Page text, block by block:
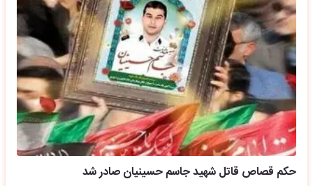
حکم قصاص قاتل شهید جاسم حسینیان صادر شد